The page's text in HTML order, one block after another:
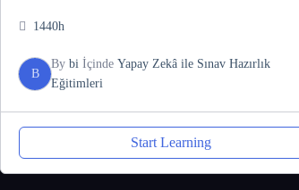
1440h
B
By bi İçinde Yapay Zekâ ile Sınav Hazırlık
Eğitimleri
Start Learning